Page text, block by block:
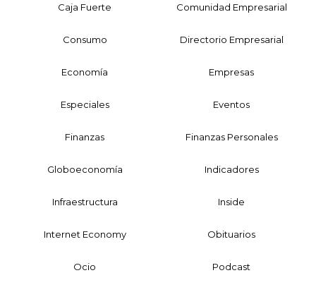
Caja Fuerte Comunidad Empresarial
Consumo Directorio Empresarial
Economía Empresas
Especiales Eventos
Finanzas Finanzas Personales
Globoeconomía Indicadores
Infraestructura Inside
Internet Economy Obituarios
Ocio Podcast